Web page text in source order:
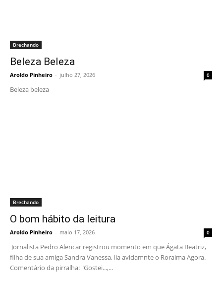
Brechando
Beleza Beleza
Aroldo Pinheiro - julho 27, 2026 0
Beleza beleza
Brechando
O bom hábito da leitura
Aroldo Pinheiro - maio 17, 2026 0
Jornalista Pedro Alencar registrou momento em que Ágata Beatriz,
filha de sua amiga Sandra Vanessa, lia avidamnte o Roraima Agora.
Comentário da pirralha: "Gostei...,...